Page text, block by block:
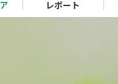
レポート